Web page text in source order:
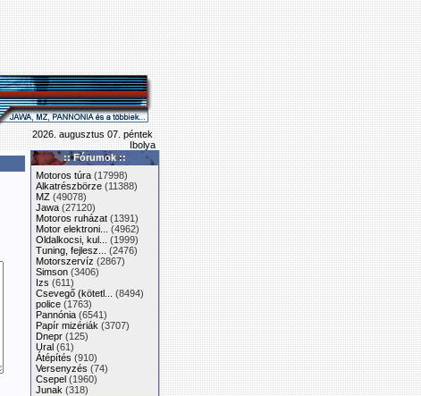
2026. augusztus 07. péntek
Ibolya
:: Fórumok ::
Motoros túra (17998)
Alkatrészbörze (11388)
MZ (49078)
Jawa (27120)
Motoros ruházat (1391)
Motor elektroni...
(4962)
Oldalkocsi, kul...
(1999)
Tuning, fejlesz...
(2476)
Motorszervíz (2867)
Simson (3406)
Izs (611)
Csevegő (kötetl...
(8494)
police (1763)
Pannónia (6541)
Papír mizériák (3707)
Dnepr (125)
Ural (61)
Átépítés (910)
Versenyzés (74)
Csepel (1960)
Junak (318)